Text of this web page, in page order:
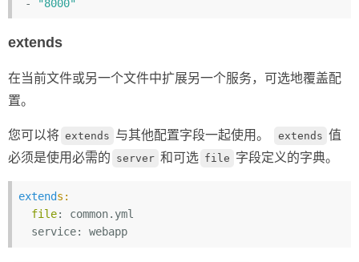
-
"8000"
extends
在当前文件或另一个文件中扩展另一个服务，可选地覆盖配
置。
您可以将 extends 与其他配置字段一起使用。 extends 值
必须是使用必需的 server 和可选 file 字段定义的字典。
extends:
file: common.yml